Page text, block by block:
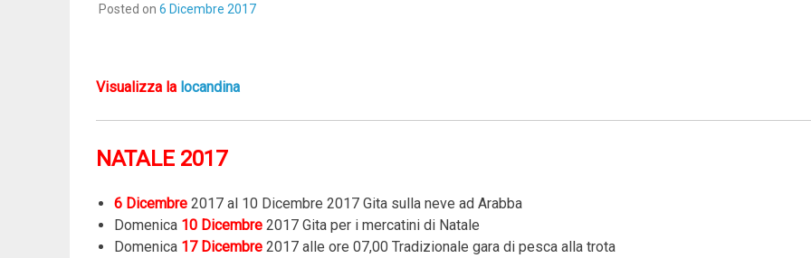
Posted on 6 Dicembre 2017
Visualizza la locandina
NATALE 2017
6 Dicembre2017 al 10 Dicembre 2017 Gita sulla neve ad Arabba
Domenica 10 Dicembre2017 Gita per i mercatini di Natale
Domenica 17 Dicembre2017 alle ore 07,00 Tradizionale gara di pesca alla trota